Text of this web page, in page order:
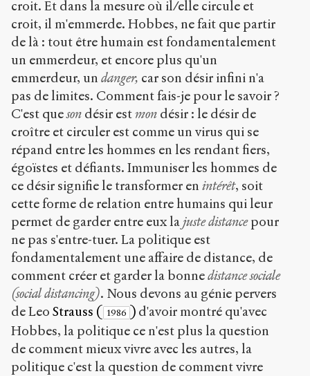
croit. Et dans la mesure où il/elle circule et
croit, il m'emmerde. Hobbes, ne fait que partir
de là : tout être humain est fondamentalement
un emmerdeur, et encore plus qu'un
emmerdeur, un danger, car son désir infini n'a
pas de limites. Comment fais-je pour le savoir ?
C'est queson désir estmon désir : le désir de
croître et circuler est comme un virus qui se
répand entre les hommes en les rendant fiers,
égoïstes et défiants. Immuniser les hommes de
ce désir signifie le transformer en intérêt, soit
cette forme de relation entre humains qui leur
permet de garder entre eux la juste distancepour
ne pas s'entre-tuer. La politique est
fondamentalement une affaire de distance, de
comment créer et garder la bonnedistance sociale
(social distancing). Nous devons au génie pervers
de Leo Strauss ( 1986 ) d'avoir montré qu'avec
Hobbes, la politique ce n'est plus la question
de comment mieux vivre avec les autres, la
politique c'est la question de comment vivre